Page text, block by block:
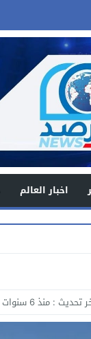
اخبار العالم
تحديث : منذ 6 سنوات